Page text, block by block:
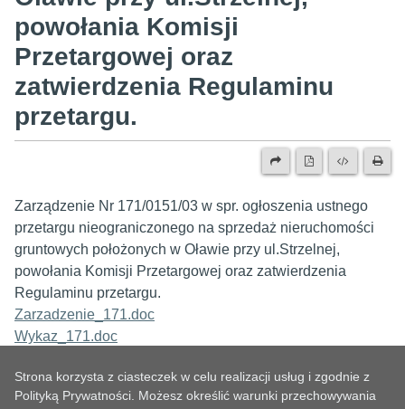
powołania Komisji
Przetargowej oraz
zatwierdzenia Regulaminu
przetargu.
Zarządzenie Nr 171/0151/03 w spr. ogłoszenia ustnego
przetargu nieograniczonego na sprzedaż nieruchomości
gruntowych położonych w Oławie przy ul.Strzelnej,
powołania Komisji Przetargowej oraz zatwierdzenia
Regulaminu przetargu.
Zarzadzenie_171.doc
Wykaz_171.doc
Strona korzysta z ciasteczek w celu realizacji usług i zgodnie z
Polityką Prywatności. Możesz określić warunki przechowywania